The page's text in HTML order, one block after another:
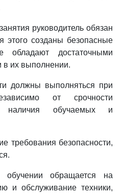
руководитель обязан
этого созданы безопасные
обладают достаточными
в их выполнении.
должны выполняться при
от срочности
наличия обучаемых и
требования безопасности,
обращается на
и обслуживание техники,